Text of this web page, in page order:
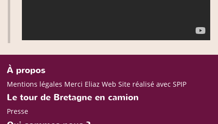
À propos
Mentions légales Merci Eliaz Web Site réalisé avec SPIP
Le tour de Bretagne en camion
Presse